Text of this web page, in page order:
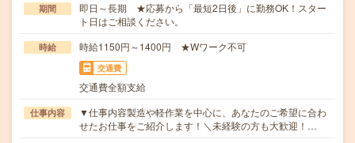
期間
即日～長期 ★応募から「最短2日後」に勤務OK！スター
ト日はご相談ください。
時給 時給1150円～1400円 ★Wワーク不可
交通費
交通費全額支給
仕事内容
▼仕事内容製造や軽作業を中心に、あなたのご希望に合わ
せたお仕事をご紹介します！＼未経験の方も大歓迎！…